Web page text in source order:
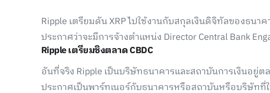
Ripple เตรียมดัน XRP ไปใช้งานกับสกุลเงินดิจิทัลของธนาค
ประกาศว่าจะมีการจ้างตำแหน่ง Director Central Bank
Ripple เตรียมชิงตลาด CBDC
อันที่จริง Ripple เป็นบริษัทธนาคารและสถาบันการเงินอยู่
ประกาศเป็นพาร์ทเนอร์กับธนาคารหรือสถาบันหรือบริษัทที่